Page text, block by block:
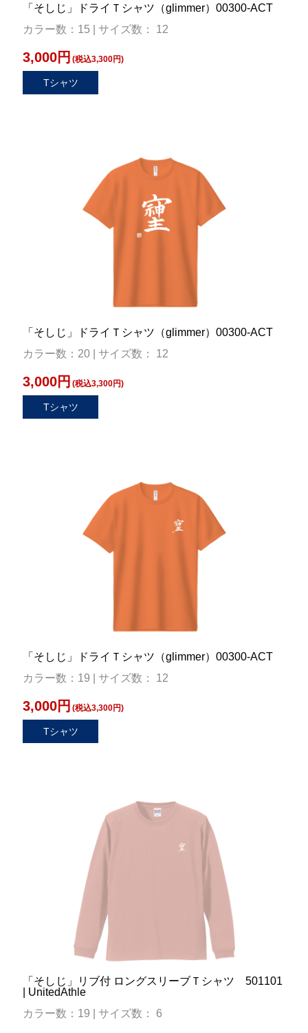
「そしじ」ドライＴシャツ（glimmer）00300-ACT
カラー数：15 | サイズ数： 12
3,000円 (税込3,300円)
Tシャツ
「そしじ」ドライＴシャツ（glimmer）00300-ACT
カラー数：20 | サイズ数： 12
3,000円 (税込3,300円)
Tシャツ
「そしじ」ドライＴシャツ（glimmer）00300-ACT
カラー数：19 | サイズ数： 12
3,000円 (税込3,300円)
Tシャツ
「そしじ」リブ付 ロングスリーブＴシャツ 501101
| UnitedAthle
カラー数：19 | サイズ数： 6